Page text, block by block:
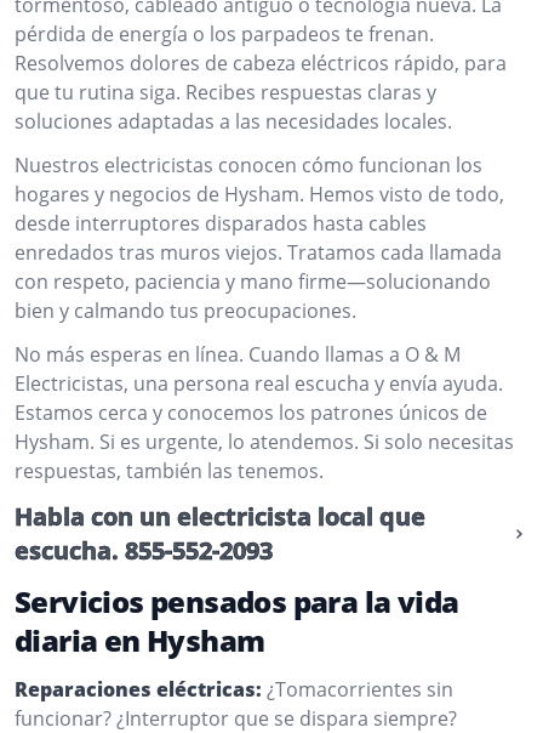
pérdida de energía o los parpadeos te frenan.
Resolvemos dolores de cabeza eléctricos rápido, para
que tu rutina siga. Recibes respuestas claras y
soluciones adaptadas a las necesidades locales.
Nuestros electricistas conocen cómo funcionan los
hogares y negocios de Hysham. Hemos visto de todo,
desde interruptores disparados hasta cables
enredados tras muros viejos. Tratamos cada llamada
con respeto, paciencia y mano firme—solucionando
bien y calmando tus preocupaciones.
No más esperas en línea. Cuando llamas a O & M
Electricistas, una persona real escucha y envía ayuda.
Estamos cerca y conocemos los patrones únicos de
Hysham. Si es urgente, lo atendemos. Si solo necesitas
respuestas, también las tenemos.
Habla con un electricista local que
escucha. 855-552-2093
Servicios pensados para la vida
diaria en Hysham
Reparaciones eléctricas: ¿Tomacorrientes sin
funcionar? ¿Interruptor que se dispara siempre?